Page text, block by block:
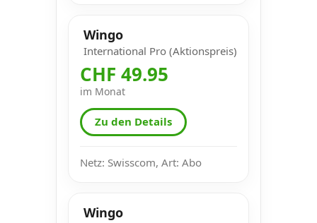
Wingo
International Pro (Aktionspreis)
CHF 49.95
im Monat
Zu den Details
Netz: Swisscom, Art: Abo
Wingo